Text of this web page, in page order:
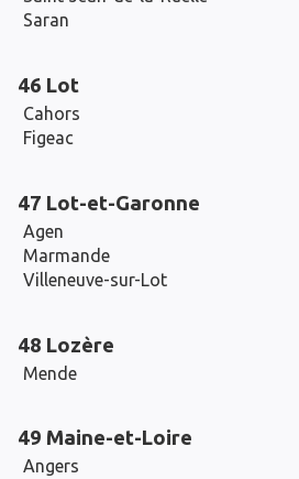
Saran
46 Lot
Cahors
Figeac
47 Lot-et-Garonne
Agen
Marmande
Villeneuve-sur-Lot
48 Lozère
Mende
49 Maine-et-Loire
Angers